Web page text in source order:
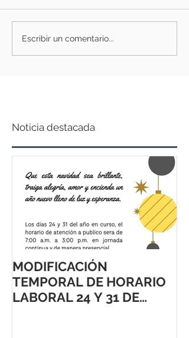
Escribir un comentario...
Noticia destacada
MODIFICACIÓN
TEMPORAL DE HORARIO
LABORAL 24 Y 31 DE